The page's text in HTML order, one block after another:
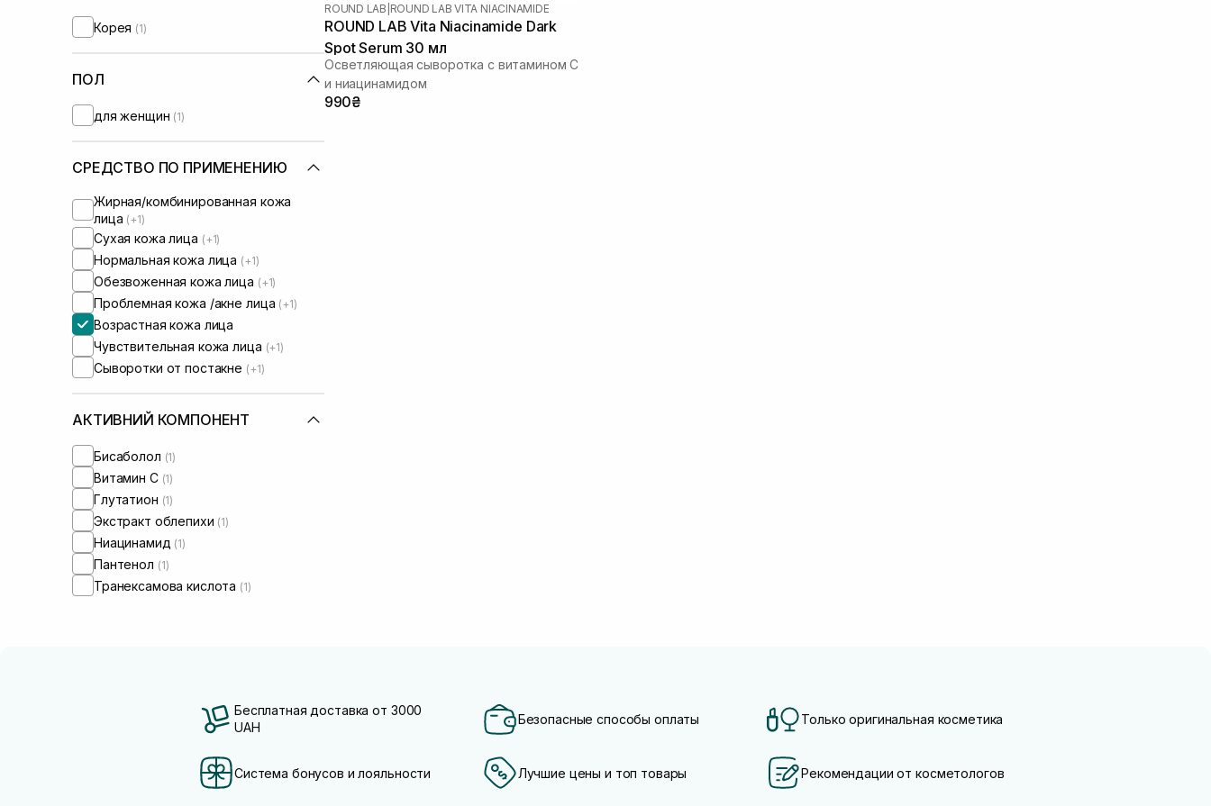
Корея (1)
ПОЛ
для женщин (1)
СРЕДСТВО ПО ПРИМЕНЕНИЮ
Жирная/комбинированная кожа
лица (+1)
Сухая кожа лица (+1)
Нормальная кожа лица (+1)
Обезвоженная кожа лица (+1)
Проблемная кожа /акне лица (+1)
Возрастная кожа лица
Чувствительная кожа лица (+1)
Сыворотки от постакне (+1)
АКТИВНИЙ КОМПОНЕНТ
Бисаболол (1)
Витамин C (1)
Глутатион (1)
Экстракт облепихи (1)
Ниацинамид (1)
Пантенол (1)
Транексамова кислота (1)
ROUND LAB ROUND LAB VITA NIACINAMIDE
ROUND LAB Vita Niacinamide Dark
Spot Serum 30 мл
Осветляющая сыворотка с витамином C
и ниацинамидом
990₴
Бесплатная доставка от 3000
UAH
Безопасные способы оплаты Только оригинальная косметика
Система бонусов и лояльности Лучшие цены и топ товары Рекомендации от косметологов